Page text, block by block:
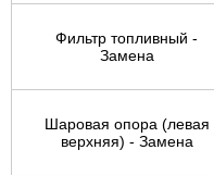
Фильтр топливный -
Замена
Шаровая опора (левая
верхняя) - Замена